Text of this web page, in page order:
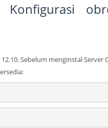
Konfigurasi
Sebelum menginstal Server